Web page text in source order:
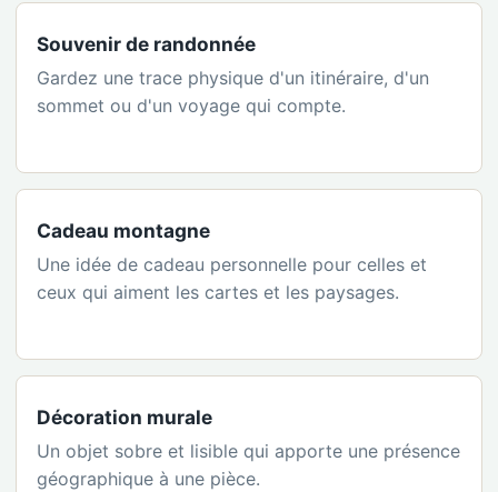
Souvenir de randonnée
Gardez une trace physique d'un itinéraire, d'un
sommet ou d'un voyage qui compte.
Cadeau montagne
Une idée de cadeau personnelle pour celles et
ceux qui aiment les cartes et les paysages.
Décoration murale
Un objet sobre et lisible qui apporte une présence
géographique à une pièce.